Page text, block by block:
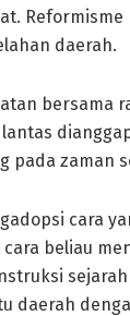
daerah.
bersama
pada zaman
cara
beliau
daerah